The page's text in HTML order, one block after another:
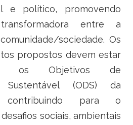
e político, promovendo
entre a
sociedade. Os
propostos devem estar
os Objetivos de
Sustentável (ODS) da
contribuindo para o
sociais, ambientais